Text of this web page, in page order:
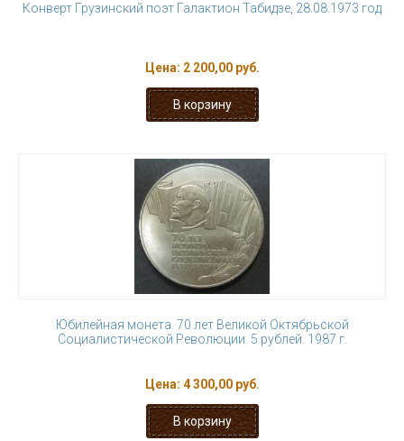
Конверт Грузинский поэт Галактион Табидзе, 28.08.1973 год
Цена: 2 200,00 руб.
Юбилейная монета. 70 лет Великой Октябрьской
Социалистической Революции. 5 рублей. 1987 г.
Цена: 4 300,00 руб.